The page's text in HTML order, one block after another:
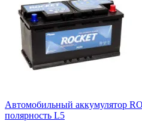
Автомобильный аккумулятор
полярность L5